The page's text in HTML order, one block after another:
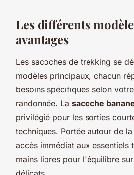
Les différents
avantages
Les sacoches de trekking se
modèles principaux, chacun
besoins spécifiques selon
randonnée. La sacoche banane
privilégié pour les sorties
techniques. Portée autour de
accès immédiat aux essentiels
mains libres pour l'équilibre